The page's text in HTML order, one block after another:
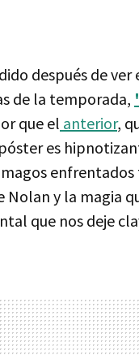
después de
de la temporada,
que el anterior,
es
magos
y la magia
que nos deje